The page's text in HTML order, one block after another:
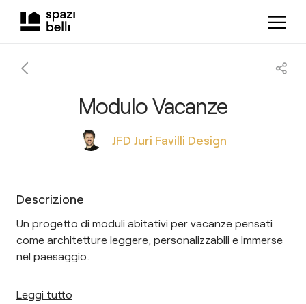
Modulo Vacanze
JFD Juri Favilli Design
Descrizione
Un progetto di moduli abitativi per vacanze pensati
come architetture leggere, personalizzabili e immerse
nel paesaggio.
Leggi tutto